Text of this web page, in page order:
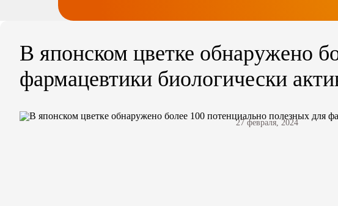
В японском цветке обнаружено
фармацевтики биологически
27 февраля, 2024